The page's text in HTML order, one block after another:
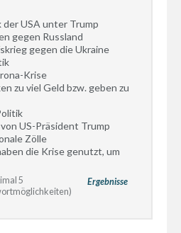
USA unter Trump
gegen Russland
gegen die Ukraine
Krise
zu viel Geld bzw. geben zu
US-Präsident Trump
Zölle
die Krise genutzt, um
Ergebnisse
5